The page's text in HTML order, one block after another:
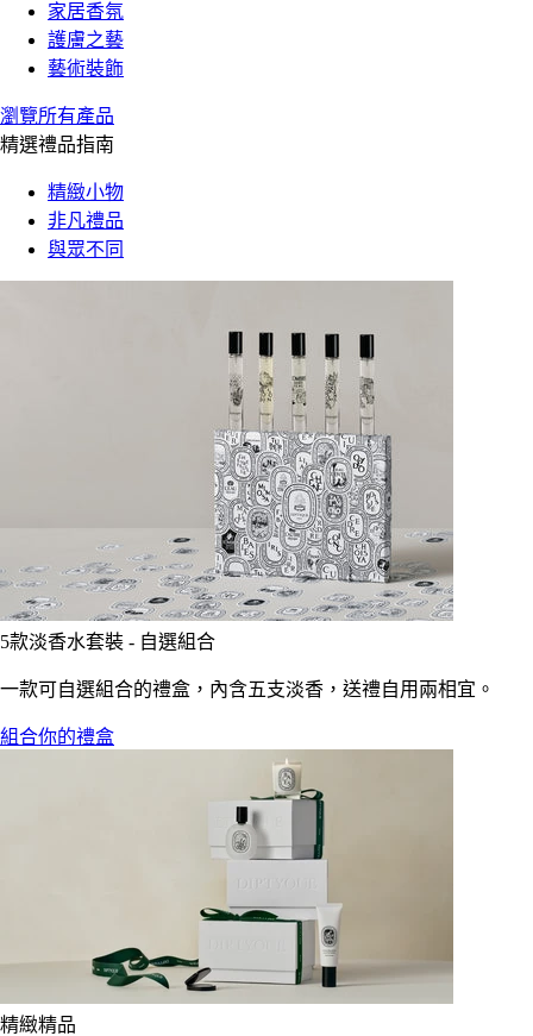
家居香氛
護膚之藝
藝術裝飾
瀏覽所有產品
精選禮品指南
精緻小物
非凡禮品
與眾不同
5款淡香水套裝 - 自選組合
一款可自選組合的禮盒，內含五支淡香，送禮自用兩相宜。
組合你的禮盒
精緻精品